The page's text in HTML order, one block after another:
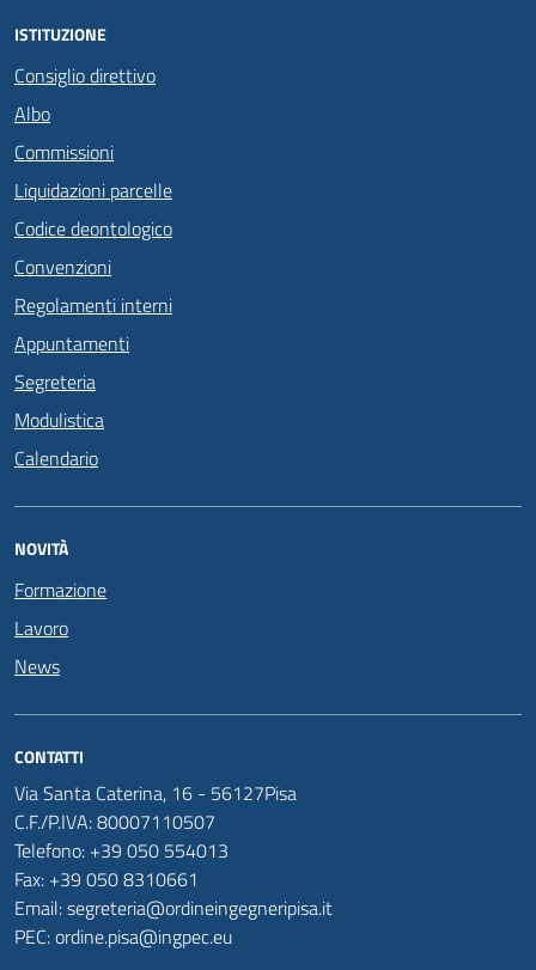
ISTITUZIONE
Consiglio direttivo
Albo
Commissioni
Liquidazioni parcelle
Codice deontologico
Convenzioni
Regolamenti interni
Appuntamenti
Segreteria
Modulistica
Calendario
NOVITÀ
Formazione
Lavoro
News
CONTATTI
Via Santa Caterina, 16 - 56127Pisa
C.F./P.IVA: 80007110507
Telefono: +39 050 554013
Fax: +39 050 8310661
Email: segreteria@ordineingegneripisa.it
PEC: ordine.pisa@ingpec.eu